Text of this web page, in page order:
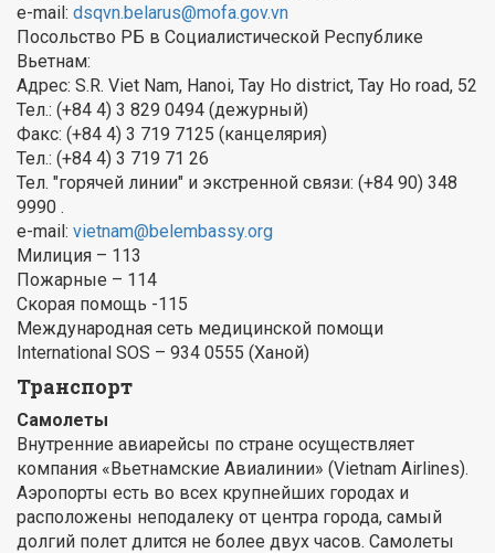
e-mail: dsqvn.belarus@mofa.gov.vn
Посольство РБ в Социалистической Республике
Вьетнам:
Адрес: S.R. Viet Nam, Hanoi, Tay Ho district, Tay Ho road, 52
Тел.: (+84 4) 3 829 0494 (дежурный)
Факс: (+84 4) 3 719 7125 (канцелярия)
Тел.: (+84 4) 3 719 71 26
Тел. "горячей линии" и экстренной связи: (+84 90) 348
9990 .
e-mail: vietnam@belembassy.org
Милиция – 113
Пожарные – 114
Скорая помощь -115
Международная сеть медицинской помощи
International SOS – 934 0555 (Ханой)
Транспорт
Самолеты
Внутренние авиарейсы по стране осуществляет
компания «Вьетнамские Авиалинии» (Vietnam Airlines).
Аэропорты есть во всех крупнейших городах и
расположены неподалеку от центра города, самый
долгий полет длится не более двух часов. Самолеты